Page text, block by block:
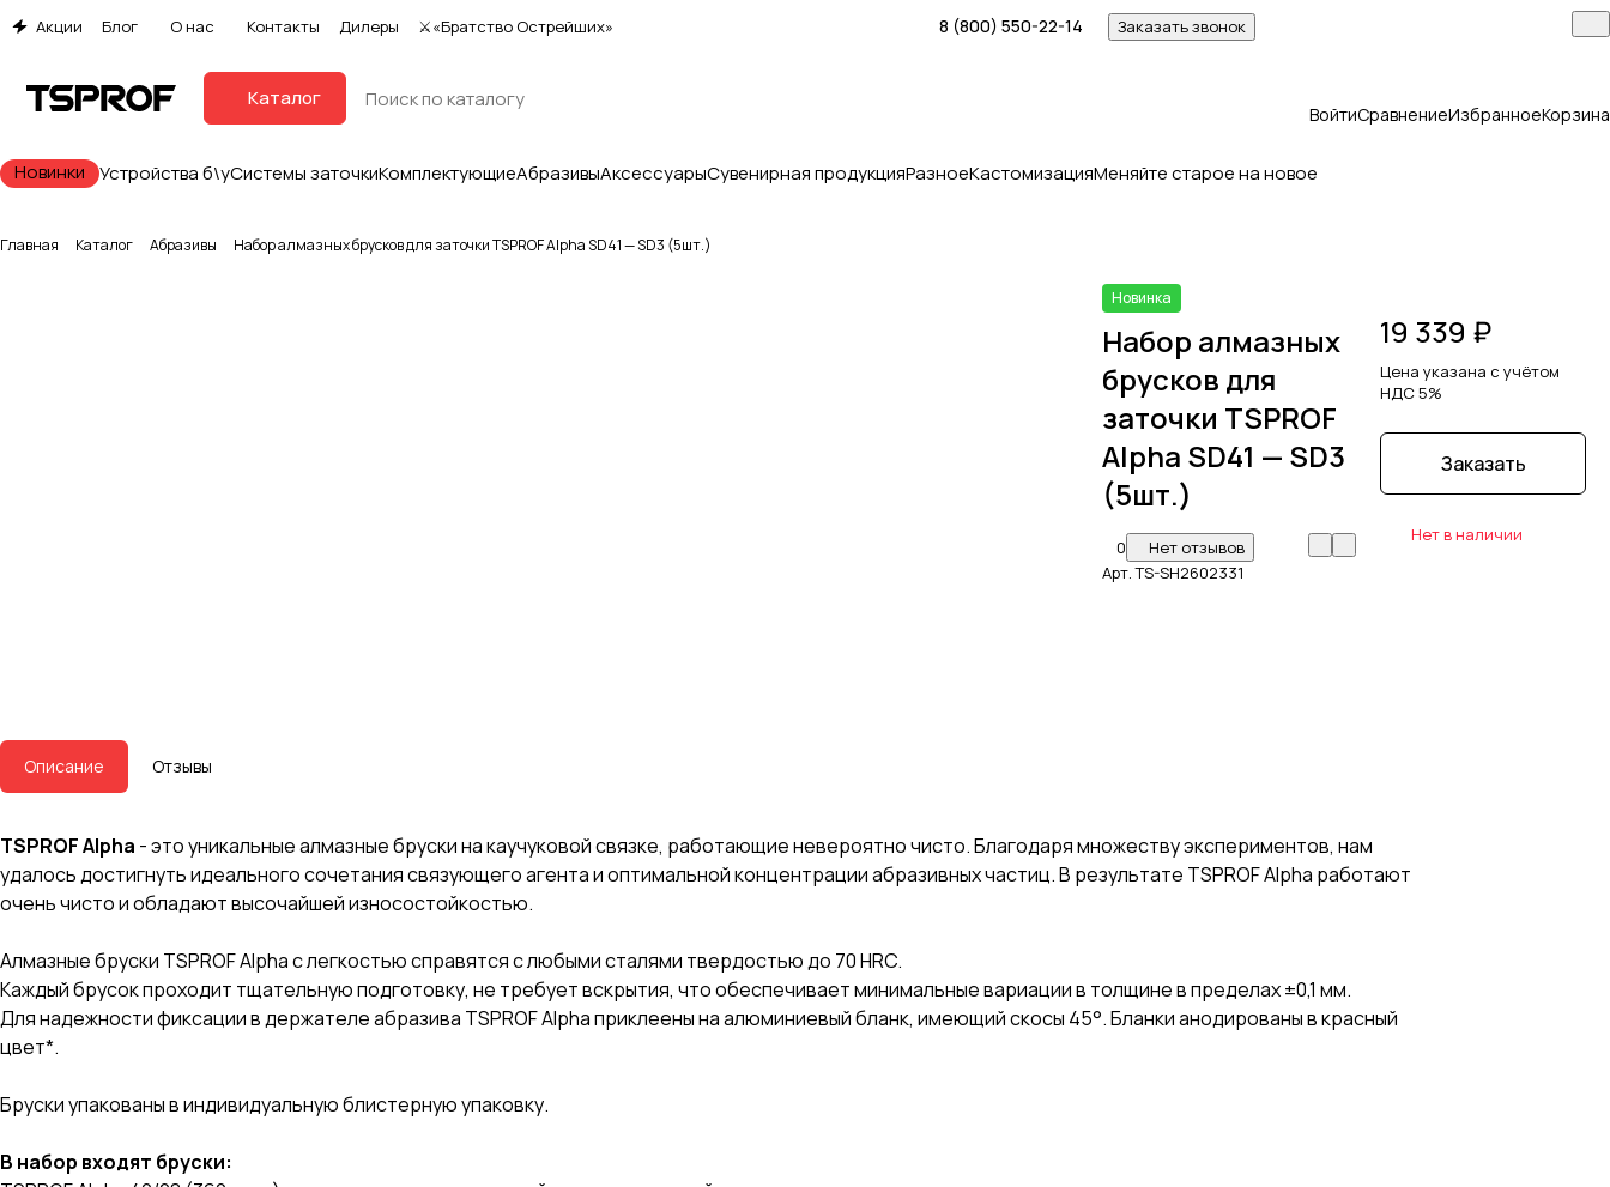
Акции Блог О нас Контакты Дилеры ⚔«Братство Острейших» 8 (800) 550-22-14 Заказать звонок
Каталог
ВойтиСравнениеИзбранноеКорзина
Новинки Устройства б\уСистемы заточкиКомплектующиеАбразивыАксессуарыСувенирная продукцияРазноеКастомизацияМеняйте старое на новое
Главная Каталог Абразивы Набор алмазных брусков для заточки TSPROF Alpha SD41 — SD3 (5шт.)
Новинка
Набор алмазных
брусков для
заточки TSPROF
Alpha SD41 — SD3
(5шт.)
0
Нет отзывов
Арт.TS-SH2602331
19 339 ₽
Цена указана с учётом
НДС 5%
Заказать
Нет в наличии
Описание Отзывы
TSPROF Alpha - это уникальные алмазные бруски на каучуковой связке, работающие невероятно чисто. Благодаря множеству экспериментов, нам
удалось достигнуть идеального сочетания связующего агента и оптимальной концентрации абразивных частиц. В результате TSPROF Alpha работают
очень чисто и обладают высочайшей износостойкостью.
Алмазные бруски TSPROF Alpha с легкостью справятся с любыми сталями твердостью до 70 HRC.
Каждый брусок проходит тщательную подготовку, не требует вскрытия, что обеспечивает минимальные вариации в толщине в пределах ±0,1 мм.
Для надежности фиксации в держателе абразива TSPROF Alpha приклеены на алюминиевый бланк, имеющий скосы 45°. Бланки анодированы в красный
цвет*.
Бруски упакованы в индивидуальную блистерную упаковку.
В набор входят бруски: